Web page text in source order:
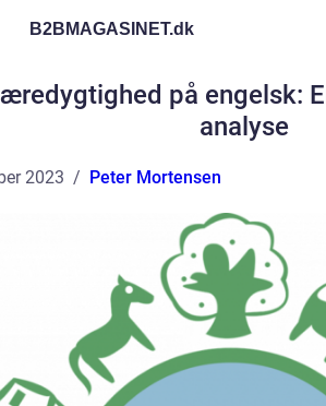
B2BMAGASINET.dk
på engelsk:
analyse
2023 Peter Mortensen